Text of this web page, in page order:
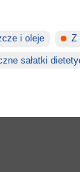
i oleje Z
sałatki